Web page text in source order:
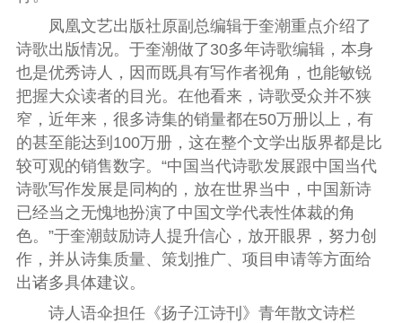
凤凰文艺出版社原副总编辑于奎潮重点介绍了
诗歌出版情况。于奎潮做了30多年诗歌编辑，本身
也是优秀诗人，因而既具有写作者视角，也能敏锐
把握大众读者的目光。在他看来，诗歌受众并不狭
窄，近年来，很多诗集的销量都在50万册以上，有
的甚至能达到100万册，这在整个文学出版界都是比
较可观的销售数字。“中国当代诗歌发展跟中国当代
诗歌写作发展是同构的，放在世界当中，中国新诗
已经当之无愧地扮演了中国文学代表性体裁的角
色。”于奎潮鼓励诗人提升信心，放开眼界，努力创
作，并从诗集质量、策划推广、项目申请等方面给
出诸多具体建议。
诗人语伞担任《扬子江诗刊》青年散文诗栏